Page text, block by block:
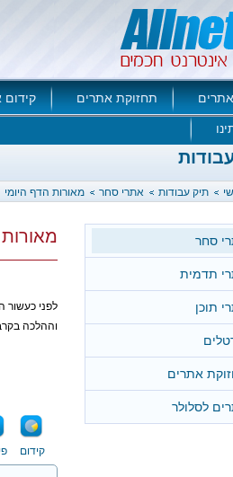
אתרים תחזוקת אתרים
תיק עבודות אתרי סחר מאורות הדף היומי
סחר
תדמית
תוכן
אתרים
לסלולר
לפני כעשור
וההלכה
קידום